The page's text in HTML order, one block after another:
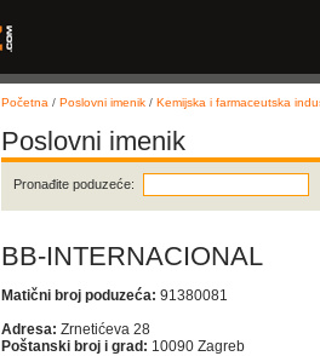
Početna / Poslovni imenik / Kemijska i farmaceutska
Poslovni imenik
Pronađite poduzeće:
BB-INTERNACIONAL
Matični broj poduzeća: 91380081
Adresa: Zrnetićeva 28
Poštanski broj i grad: 10090 Zagreb